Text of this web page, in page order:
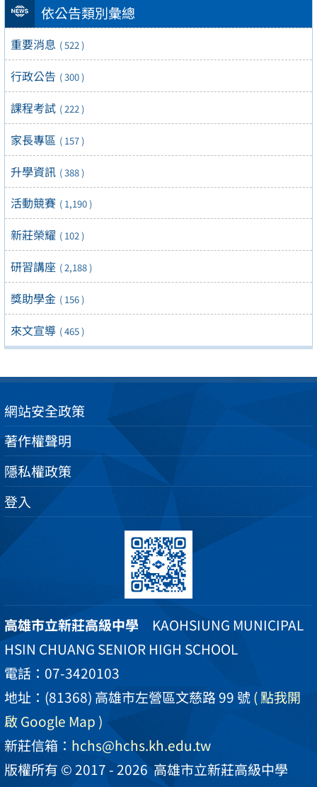
依公告類別彙總
重要消息 ( 522 )
行政公告 ( 300 )
課程考試 ( 222 )
家長專區 ( 157 )
升學資訊 ( 388 )
活動競賽 ( 1,190 )
新莊榮耀 ( 102 )
研習講座 ( 2,188 )
獎助學金 ( 156 )
來文宣導 ( 465 )
網站安全政策
著作權聲明
隱私權政策
登入
高雄市立新莊高級中學 KAOHSIUNG MUNICIPAL
HSIN CHUANG SENIOR HIGH SCHOOL
電話：07-3420103
地址：(81368) 高雄市左營區文慈路 99 號( 點我開
啟 Google Map )
新莊信箱： hchs@hchs.kh.edu.tw
版權所有 © 2017 - 2026高雄市立新莊高級中學